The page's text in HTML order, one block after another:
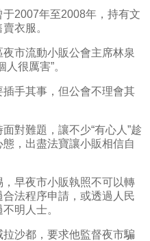
2007年至2008年，持有文
衣服。
市流動小販公會主席林泉
很厲害”。
手其事，但公會不理會其
對難題，讓不少“有心人”趁
，出盡法寶讓小販相信自
早夜市小販執照不可以轉
法程序申請，或透過人民
明人士。
沙都，要求他監督夜市騙